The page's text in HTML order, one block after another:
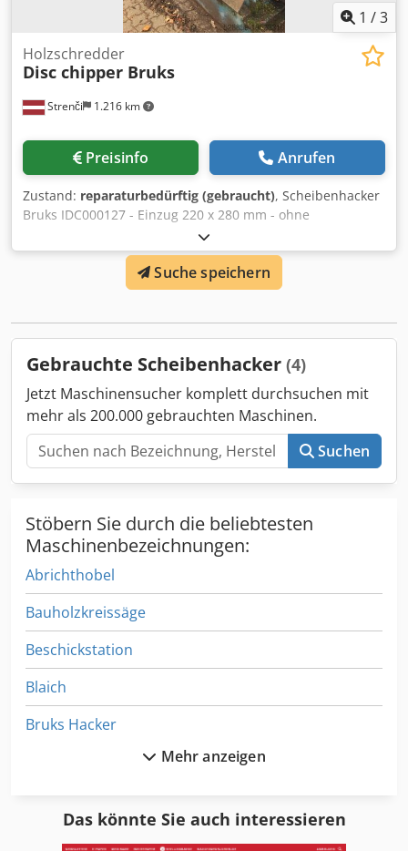
1 /3
Strenči 1.216 km
Holzschredder
Disc chipper Bruks
Preisinfo Anrufen
Zustand: reparaturbedürftig (gebraucht), Scheibenhacker
Bruks IDC000127 - Einzug 220 x 280 mm - ohne
Elektromotor Dksdpfx Apovzw Tfeajr
Suche speichern
Gebrauchte Scheibenhacker (4)
Jetzt Maschinensucher komplett durchsuchen mit
mehr als 200.000 gebrauchten Maschinen.
Suchen
Stöbern Sie durch die beliebtesten
Maschinenbezeichnungen:
Abrichthobel
Bauholzkreissäge
Beschickstation
Blaich
Bruks Hacker
Mehr anzeigen
Das könnte Sie auch interessieren